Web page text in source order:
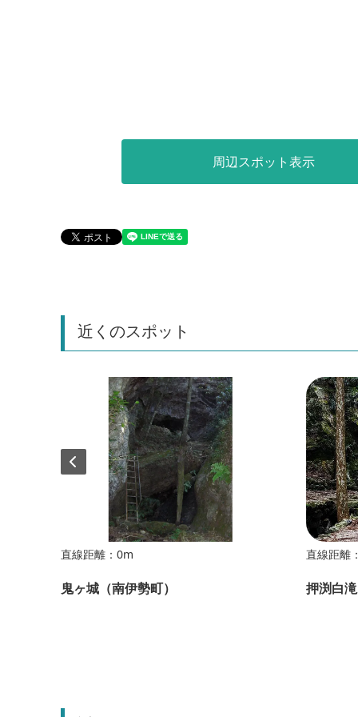
周辺スポット表示
近くのスポット
直線距離：0m
鬼ヶ城（南伊勢町）
直線距離
押渕白滝